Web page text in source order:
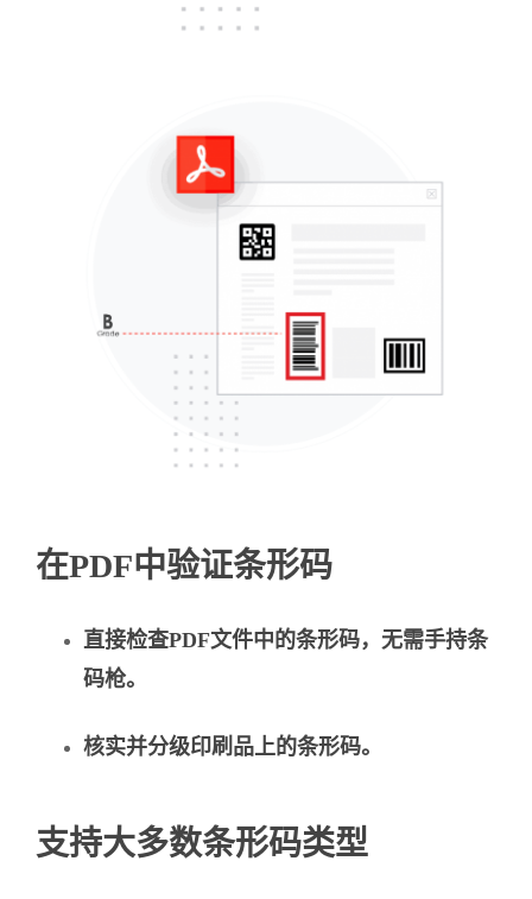
在PDF中验证条形码
直接检查PDF文件中的条形码，无需手持条
码枪。
核实并分级印刷品上的条形码。
支持大多数条形码类型